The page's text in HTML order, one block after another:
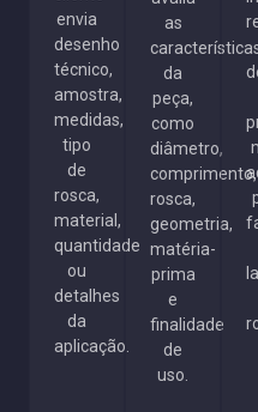
envia
desenho
técnico,
amostra,
medidas,
tipo
de
rosca,
material,
quantidade
ou
detalhes
da
aplicação.
as
da
peça,
como
diâmetro,
comprimento,
rosca,
geometria,
matéria-
prima
e
finalidade
de
uso.